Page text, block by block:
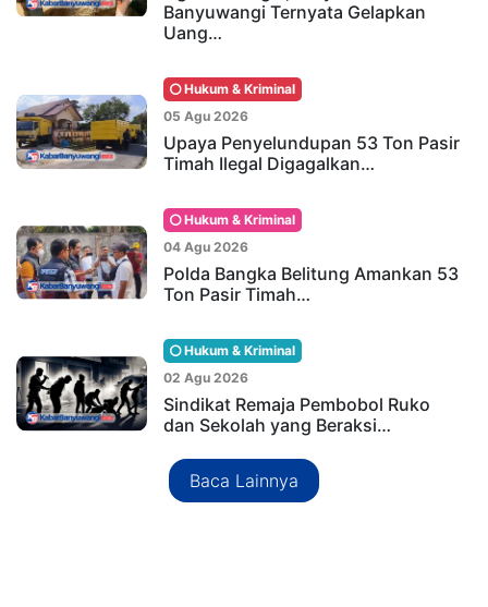
Banyuwangi Ternyata Gelapkan
Uang…
Hukum & Kriminal
05 Agu 2026
Upaya Penyelundupan 53 Ton Pasir
Timah Ilegal Digagalkan…
Hukum & Kriminal
04 Agu 2026
Polda Bangka Belitung Amankan 53
Ton Pasir Timah…
Hukum & Kriminal
02 Agu 2026
Sindikat Remaja Pembobol Ruko
dan Sekolah yang Beraksi…
Baca Lainnya